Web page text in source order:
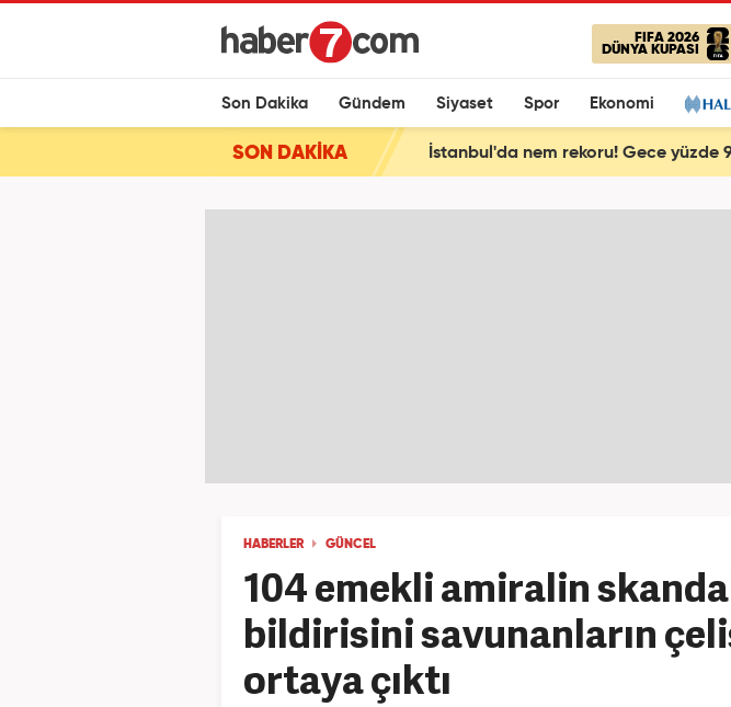
FIFA 2026
DÜNYA KUPASI
Son Dakika Gündem Siyaset Spor Ekonomi
SON DAKİKA İstanbul'da nem rekoru! Gece yüzde
HABERLER GÜNCEL
104 emekli amiralin
bildirisini savunanların
ortaya çıktı